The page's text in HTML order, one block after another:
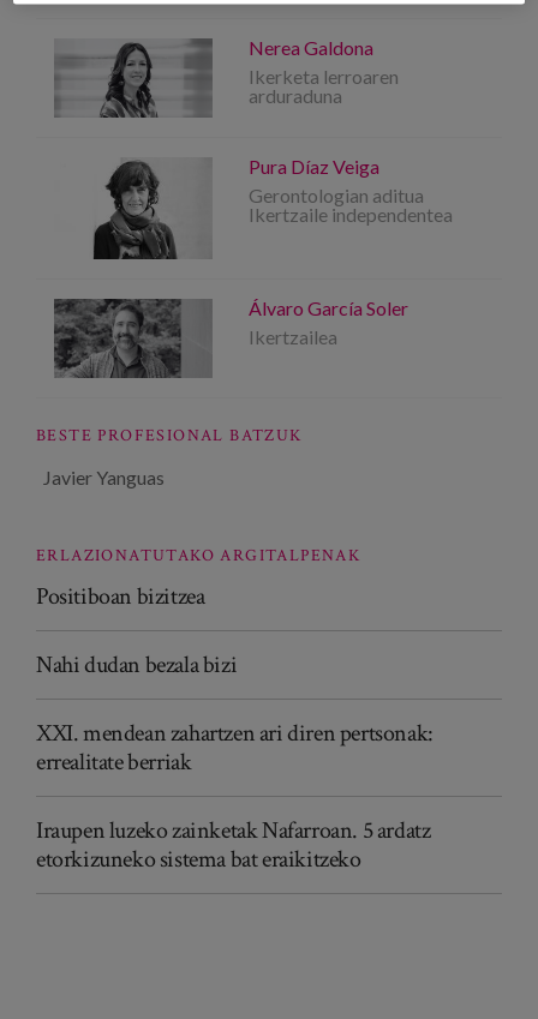
Nerea Galdona
Ikerketa lerroaren
arduraduna
Pura Díaz Veiga
Gerontologian aditua
Ikertzaile independentea
Álvaro García Soler
Ikertzailea
BESTE PROFESIONAL BATZUK
Javier Yanguas
ERLAZIONATUTAKO ARGITALPENAK
Positiboan bizitzea
Nahi dudan bezala bizi
XXI. mendean zahartzen ari diren pertsonak:
errealitate berriak
Iraupen luzeko zainketak Nafarroan. 5 ardatz
etorkizuneko sistema bat eraikitzeko